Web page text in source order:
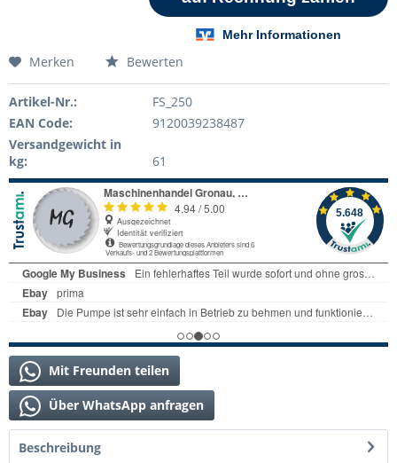
Merken Bewerten
Artikel-Nr.:
FS_250
EAN Code:
9120039238487
Versandgewicht in
kg:
61
Mit Freunden teilen
Über WhatsApp anfragen
Beschreibung